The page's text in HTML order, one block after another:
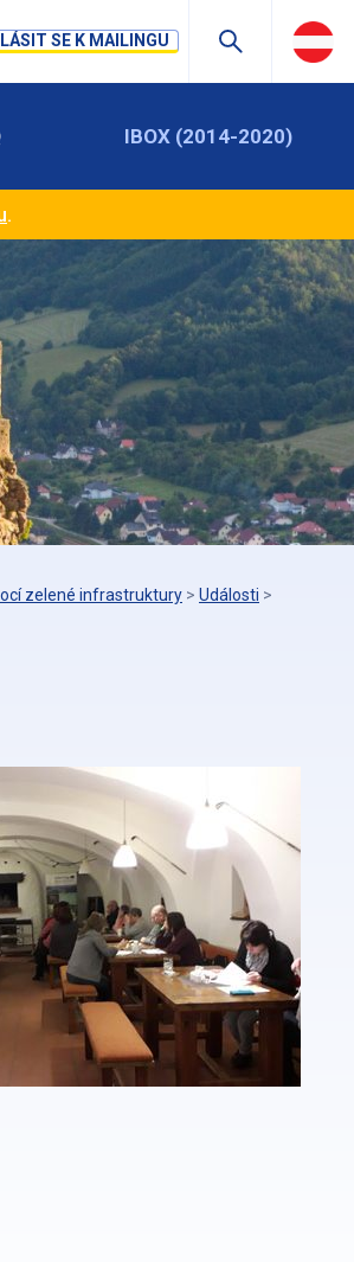
SE K MAILINGU
IBOX (2014-2020)
.
zelené infrastruktury > Události >